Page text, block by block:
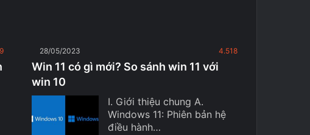
28/05/2023 4.518
Win 11 có gì mới? So sánh win 11 với
win 10
I. Giới thiệu chung A.
Windows 11: Phiên bản hệ
điều hành…